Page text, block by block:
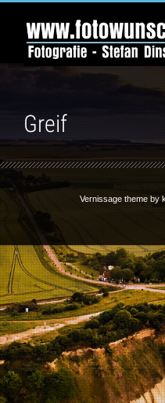
Greif
Vernissage theme by